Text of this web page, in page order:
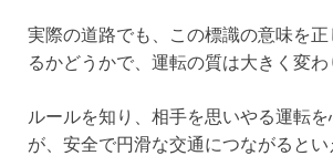
実際の道路でも、この標識の意味を
るかどうかで、運転の質は大きく変わ
ルールを知り、相手を思いやる運転を
が、安全で円滑な交通につながるとい